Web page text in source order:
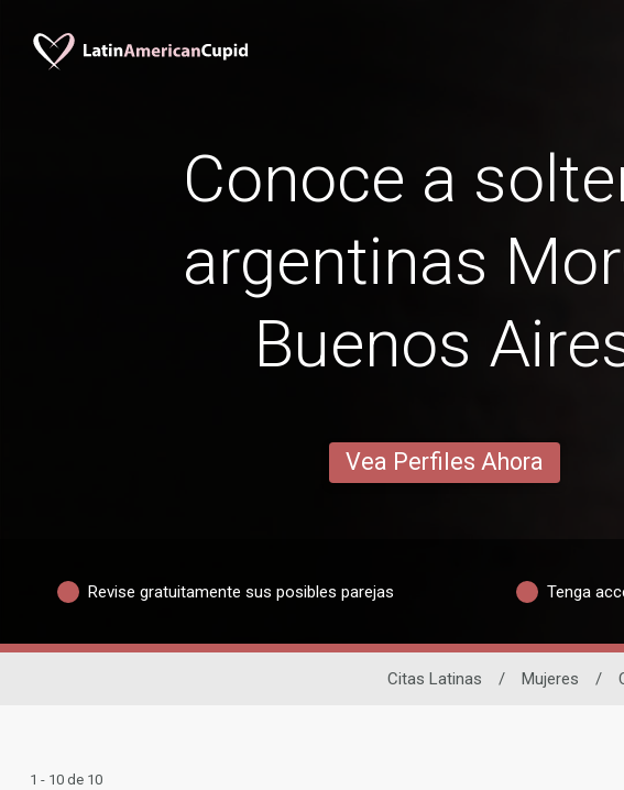
Conoce a
argentinas
Buenos
Vea Perfiles Ahora
Revise gratuitamente sus posibles parejas Tenga
Citas Latinas / Mujeres /
1 - 10 de 10